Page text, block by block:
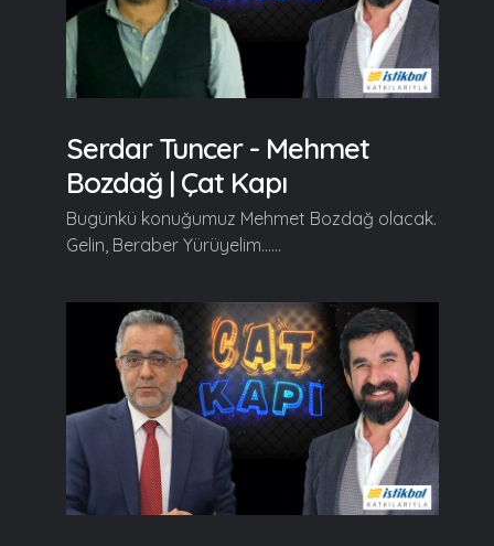
Serdar Tuncer - Mehmet
Bozdağ | Çat Kapı
Bugünkü konuğumuz Mehmet Bozdağ olacak.
Gelin, Beraber Yürüyelim......